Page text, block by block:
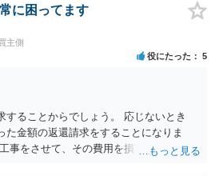
す。 また、「隣地（相談者様）の許可」
いるのか判然としませんが、一般に、高
、近隣住民と協議してその建築に関し
われておりますので、（推測になってし
民の同意は必須の要件ではないため、直
れるわけではございませんが、虚偽の申
の責任を追及する余地はあろうかと存
り、相手方のやり口は非常に強引かつ高
じるのは無理もないことかと思います。
に困ってます
主側
役にたった 5
することからでしょう。 応じないとき
た金額の返還請求をすることになりま
事をさせて、その費用を損害として請求